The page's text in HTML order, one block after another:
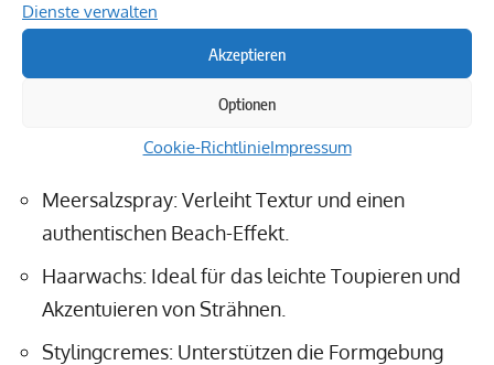
Dienste verwalten
Akzeptieren
Optionen
Cookie-RichtlinieImpressum
Produkte für den perfekten Look
Die Wahl der richtigen Produkte ist unerlässlich für
Hairstyling für coole Jungs.
empfehlenswerten Produkten gehören:
Meersalzspray: Verleiht Textur und einen
authentischen Beach-Effekt.
Haarwachs: Ideal für das leichte Toupieren und
Akzentuieren von Strähnen.
Stylingcremes: Unterstützen die Formgebung